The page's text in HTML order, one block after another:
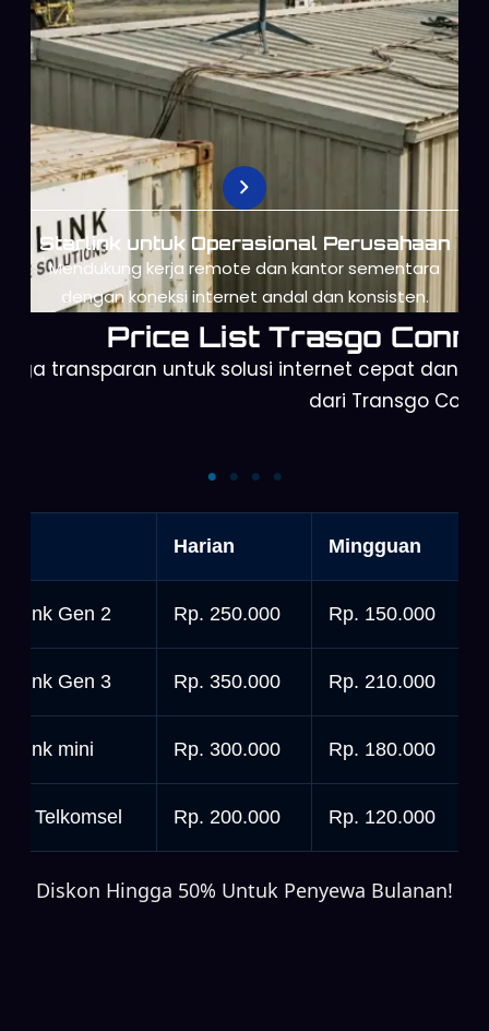
Starlink untuk Operasional Perusahaan
Mendukung kerja remote dan kantor sementara
dengan koneksi internet andal dan konsisten.
Price List Trasgo
transparan untuk solusi internet cepat dan
dari Transgo
Harian Mingguan
Gen 2 Rp. 250.000 Rp. 150.000
Gen 3 Rp. 350.000 Rp. 210.000
mini Rp. 300.000 Rp. 180.000
Telkomsel Rp. 200.000 Rp. 120.000
Diskon Hingga 50% Untuk Penyewa Bulanan!